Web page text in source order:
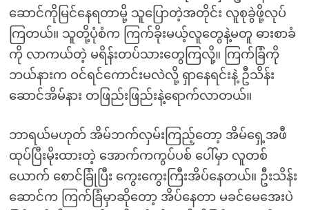
ဆောင်ကိုမြင်နေရတာမို့ သူပြောတဲ့အတိုင်း လူစုခွဲဖို့လုပ်
ကြတယ်။ သူတို့ပုံစံက ကြက်ခိုးမယ့်လူတွေနဲ့မတူ ဓားစာခံ
ကို လာကယ်တဲ့ မရိန်းတပ်သားတွေကြလို့။ ကြက်ခြံကို
ဘယ်နားက ဝင်ရင်ကောင်းမလဲလို့ ရှာနေရင်းနဲ့ ဦသိန်း
ဆောင်အိမ်နား တဖြည်းဖြည်းနဲ့ရောက်လာတယ်။
ဘာရယ်မဟုတ် အိမ်ဘက်လှမ်းကြည့်တော့ အိမ်ရှေ့အဖီ
ထုပ်ပြီးမိုးထားတဲ့ အောက်ကကွပ်ပစ် ပေါ်မှာ လူတစ်
ယောက် စောင်ခြုံပြီး ကွေးကွေးကြီးအိပ်နေတယ်။ ဦးသိန်း
ဆောင်က ကြက်ခြံမှာဆိုတော့ အိပ်နေတာ မခင်မေအေးပဲ